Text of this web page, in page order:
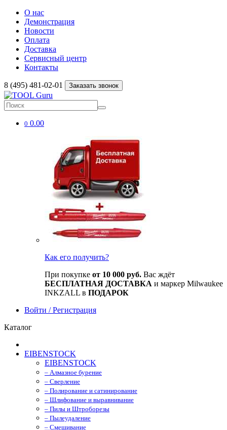
О нас
Демонстрация
Новости
Оплата
Доставка
Сервисный центр
Контакты
8 (495) 481-02-01 Заказать звонок
0 0.00
Как его получить?
При покупке от 10 000 руб. Вас ждёт
БЕСПЛАТНАЯ ДОСТАВКА и маркер Milwaukee
INKZALL в ПОДАРОК
Войти / Регистрация
Каталог
EIBENSTOCK
EIBENSTOCK
– Алмазное бурение
– Сверление
– Полирование и сатинирование
– Шлифование и выравнивание
– Пилы и Штроборезы
– Пылеудаление
– Смешивание